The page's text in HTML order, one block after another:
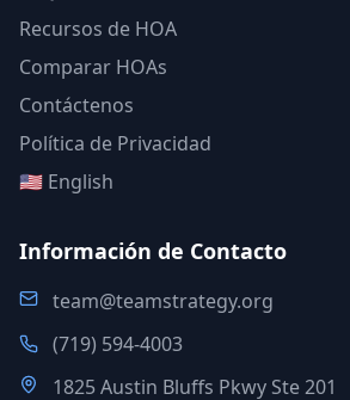
Recursos de HOA
Comparar HOAs
Contáctenos
Política de Privacidad
🇺🇸 English
Información de Contacto
team@teamstrategy.org
(719) 594-4003
1825 Austin Bluffs Pkwy Ste 201